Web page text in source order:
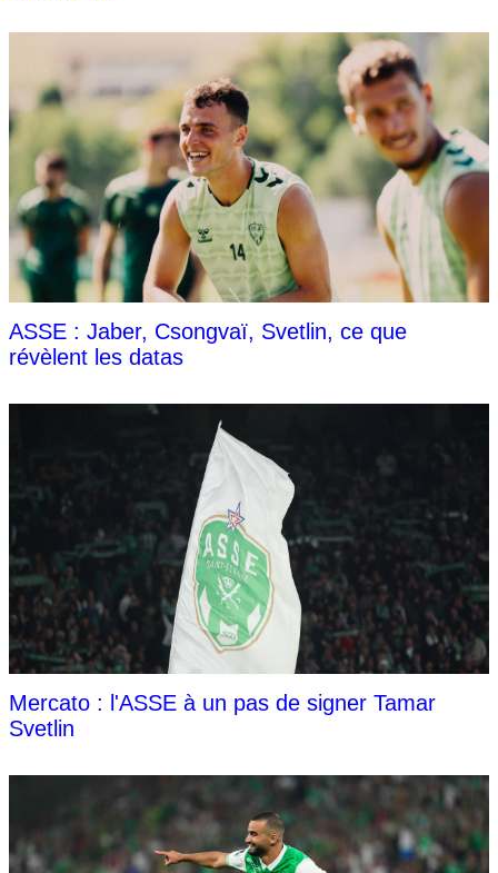
ASSE : Jaber, Csongvaï, Svetlin, ce que
révèlent les datas
Mercato : l'ASSE à un pas de signer Tamar
Svetlin